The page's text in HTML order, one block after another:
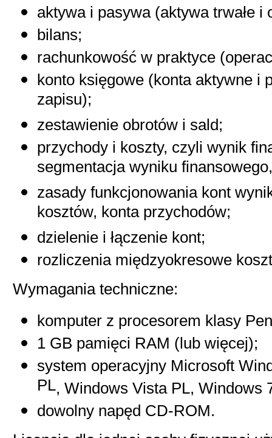
aktywa i pasywa(aktywa trwałe i
bilans;
rachunkowość w praktyce
konto księgowe (konta aktywne i
zapisu);
zestawienie obrotów i sald;
przychody i koszty, czyli wynik
segmentacja wyniku
zasady funkcjonowania kont
kosztów, konta przychodów;
dzielenie i łączenie kont;
rozliczenia międzyokresowe
Wymagania techniczne:
komputer z procesorem klasy
1 GB pamięci RAM (lub więcej);
system operacyjny Microsoft
PL, Windows Vista PL, Windows
dowolny napęd CD-ROM.